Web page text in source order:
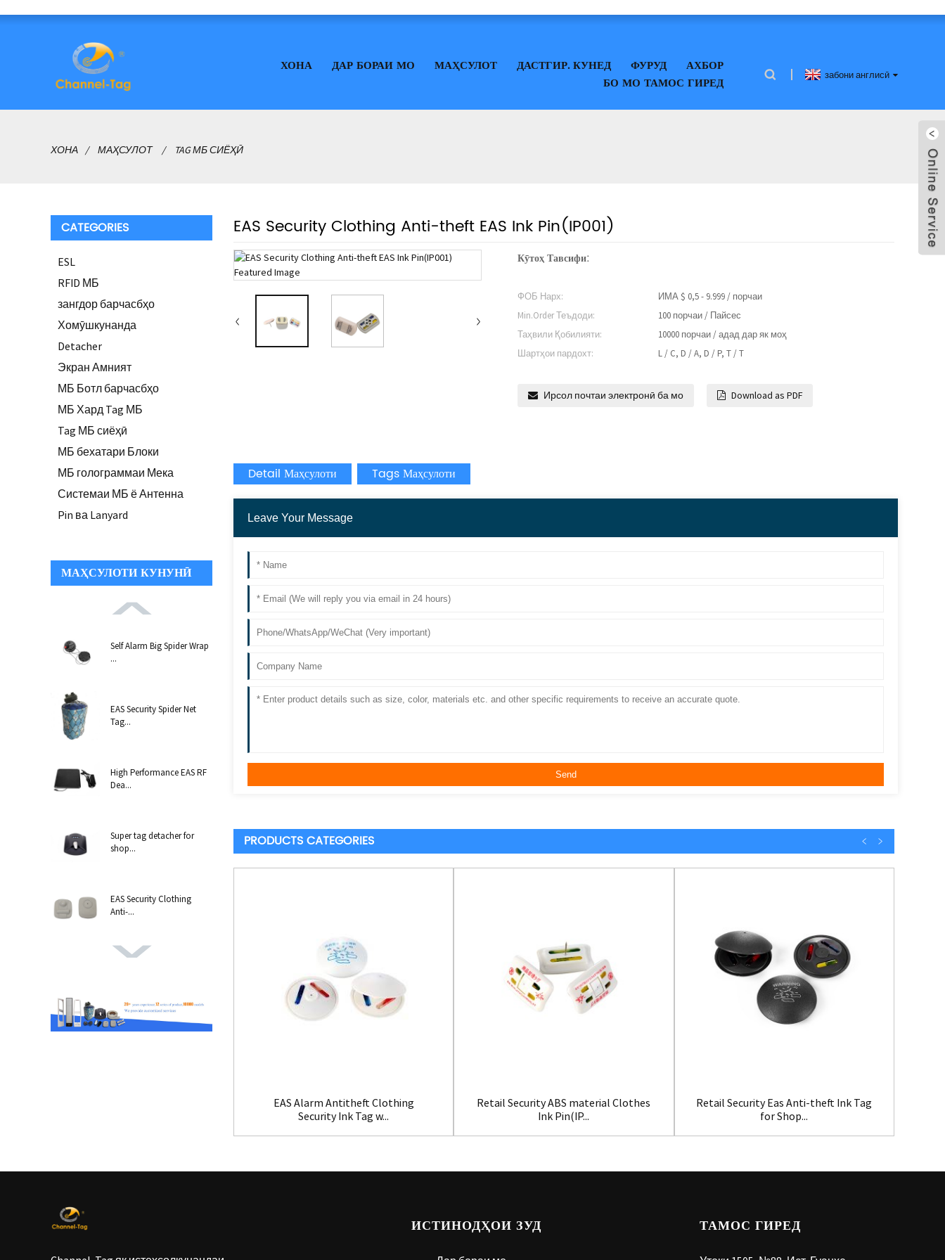
ХОНА ДАР БОРАИ МО МАҲСУЛОТ ДАСТГИР. КУНЕД ФУРУД
АХБОР
БО МО ТАМОС ГИРЕД
забони англисӣ
ХОНА МАҲСУЛОТ TAG МБ СИЁҲӢ
CATEGORIES
ESL
RFID МБ
зангдор барчасбҳо
Хомӯшкунанда
Detacher
Экран Амният
МБ Ботл барчасбҳо
МБ Хард Tag МБ
Tag МБ сиёҳӣ
МБ бехатари Блоки
МБ голограммаи Мека
Системаи МБ ё Антенна
Pin ва Lanyard
МАҲСУЛОТИ КУНУНӢ
Self Alarm Big Spider Wrap
...
EAS Security Spider Net
Tag...
High Performance EAS RF
Dea...
Super tag detacher for
shop...
EAS Security Clothing
Anti-...
EAS Security Clothing Anti-theft EAS Ink Pin(IP001)
Кӯтоҳ Тавсифи:
ФОБ Нарх:
ИМА $ 0,5 - 9.999 / порчаи
Min.Order Теъдоди:
100 порчаи / Пайсес
Таҳвили Қобилияти:
10000 порчаи / адад дар як моҳ
Шартҳои пардохт:
L / C, D / A, D / P, T / T
Ирсол почтаи электронӣ ба мо Download as PDF
Detail Маҳсулоти Tags Маҳсулоти
PRODUCTS CATEGORIES
EAS Alarm Antitheft Clothing
Security Ink Tag w...
Retail Security ABS material Clothes
Ink Pin(IP...
Retail Security Eas Anti-theft Ink Tag
for Shop...
ИСТИНОДҲОИ ЗУД ТАМОС ГИРЕД